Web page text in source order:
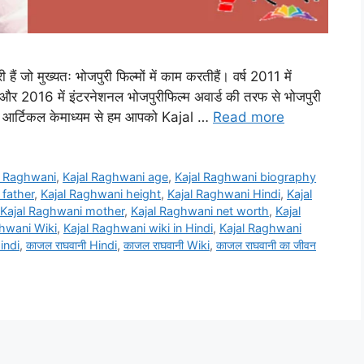
हैं जो मुख्यतः भोजपुरी फिल्मों में काम करतीहैं। वर्ष 2011 में
2016 में इंटरनेशनल भोजपुरीफिल्म अवार्ड की तरफ से भोजपुरी
आर्टिकल केमाध्यम से हम आपको Kajal … Read more
Raghwani, Kajal Raghwani age, Kajal Raghwani biography
father, Kajal Raghwani height, Kajal Raghwani Hindi, Kajal
Kajal Raghwani mother, Kajal Raghwani net worth, Kajal
Wiki, Kajal Raghwani wiki in Hindi, Kajal Raghwani
, काजल राघवानी Hindi, काजल राघवानी Wiki, काजल राघवानी का जीवन